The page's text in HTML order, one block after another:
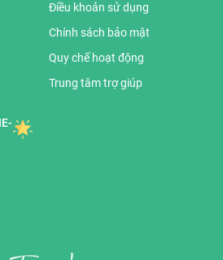
Điều khoản sử dụng
Chính sách bảo mật
Quy chế hoạt động
Trung tâm trợ giúp